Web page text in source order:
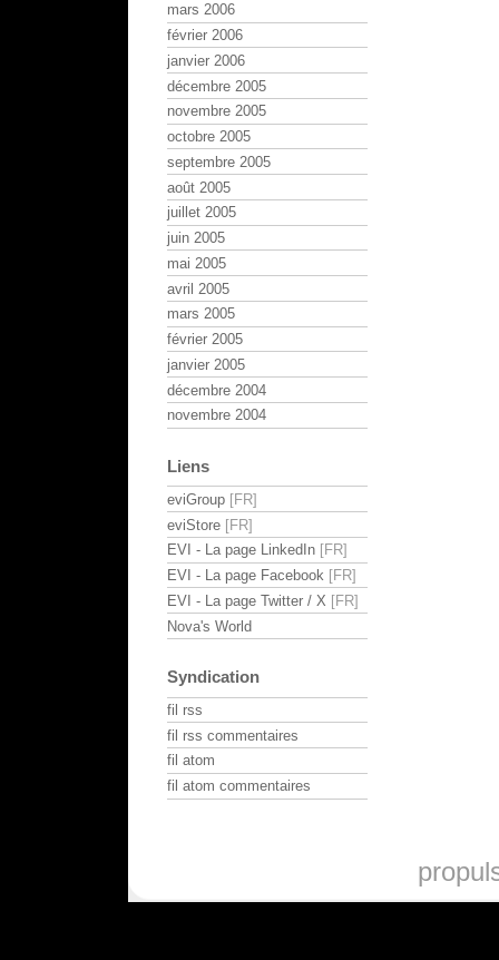
mars 2006
février 2006
janvier 2006
décembre 2005
novembre 2005
octobre 2005
septembre 2005
août 2005
juillet 2005
juin 2005
mai 2005
avril 2005
mars 2005
février 2005
janvier 2005
décembre 2004
novembre 2004
Liens
eviGroup
eviStore
EVI - La page LinkedIn
EVI - La page Facebook
EVI - La page Twitter / X
Nova's World
Syndication
fil rss
fil rss commentaires
fil atom
fil atom commentaires